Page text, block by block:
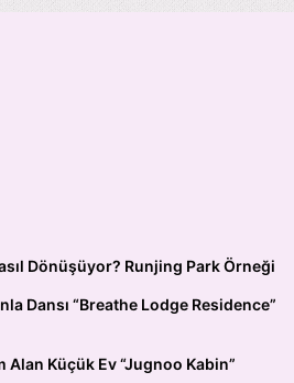
Dönüşüyor? Runjing Park Örneği
Dansı “Breathe Lodge Residence”
Küçük Ev “Jugnoo Kabin”